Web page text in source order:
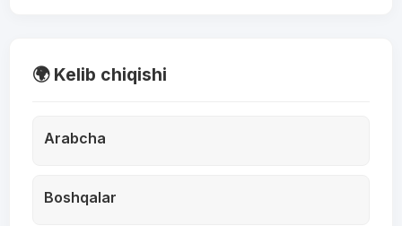
🌍 Kelib chiqishi
Arabcha
Boshqalar